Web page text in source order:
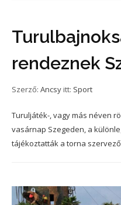
rendeznek
Szerző: Ancsy itt: Sport
Turuljáték-, vagy más néven
vasárnap Szegeden, a
tájékoztatták a torna